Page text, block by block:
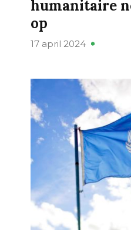
humanitaire
op
17 april 2024